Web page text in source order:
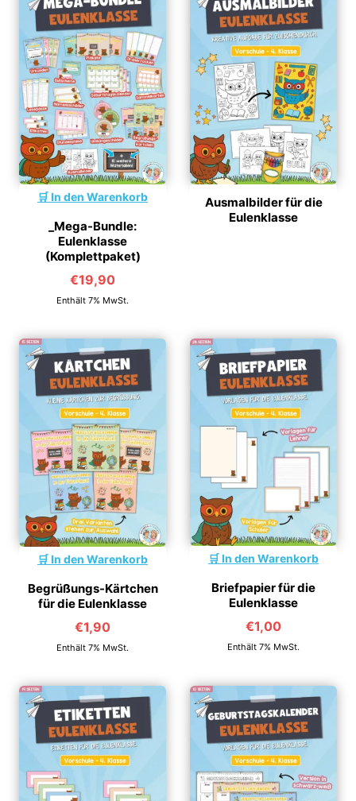
In den Warenkorb
_Mega-Bundle:
Eulenklasse
(Komplettpaket)
€19,90
Enthält 7% MwSt.
Ausmalbilder für die
Eulenklasse
In den Warenkorb
Begrüßungs-Kärtchen
für die Eulenklasse
€1,90
Enthält 7% MwSt.
In den Warenkorb
Briefpapier für die
Eulenklasse
€1,00
Enthält 7% MwSt.